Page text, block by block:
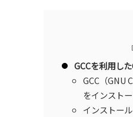
GCCを利用し
GCC（GNU
をインスト
インストー